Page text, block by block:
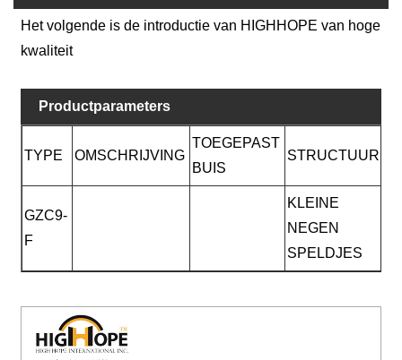
Het volgende is de introductie van HIGHHOPE van hoge
kwaliteit
Productparameters
TYPE OMSCHRIJVING
TOEGEPAST
BUIS
STRUCTUUR
GZC9-
F
KLEINE
NEGEN
SPELDJES